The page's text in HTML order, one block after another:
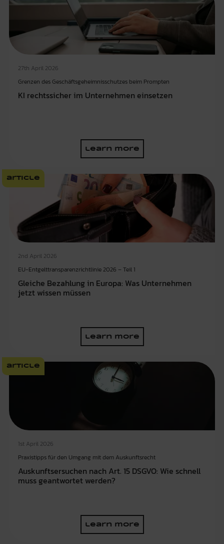
27th April 2026
Grenzen des Geschäftsgeheimnisschutzes beim Prompten
KI rechtssicher im Unternehmen einsetzen
learn more
article
2nd April 2026
EU-Entgelttransparenzrichtlinie 2026 – Teil 1
Gleiche Bezahlung in Europa: Was Unternehmen
jetzt wissen müssen
learn more
article
1st April 2026
Praxistipps für den Umgang mit dem Auskunftsrecht
Auskunftsersuchen nach Art. 15 DSGVO: Wie schnell
muss geantwortet werden?
learn more